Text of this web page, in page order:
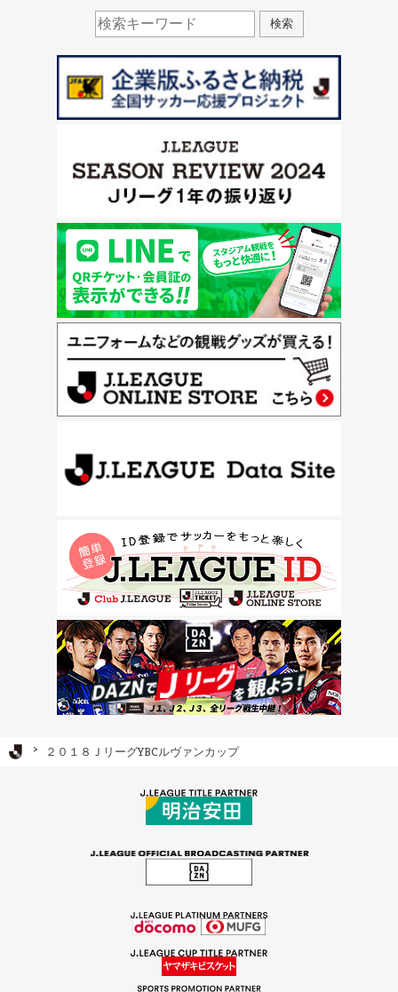
検索
Ｊリーグ TOP
２０１８ＪリーグYBCルヴァンカップ